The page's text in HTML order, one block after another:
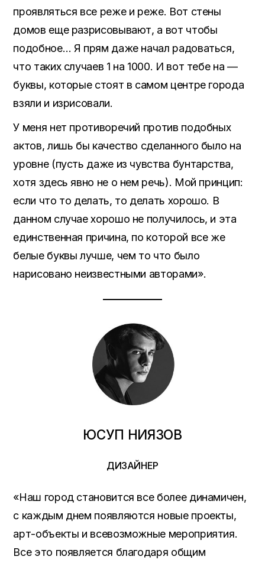
проявляться все реже и реже. Вот стены
домов еще разрисовывают, а вот чтобы
подобное… Я прям даже начал радоваться,
что таких случаев 1 на 1000. И вот тебе на —
буквы, которые стоят в самом центре города
взяли и изрисовали.
У меня нет противоречий против подобных
актов, лишь бы качество сделанного было на
уровне (пусть даже из чувства бунтарства,
хотя здесь явно не о нем речь). Мой принцип:
если что то делать, то делать хорошо. В
данном случае хорошо не получилось, и эта
единственная причина, по которой все же
белые буквы лучше, чем то что было
нарисовано неизвестными авторами».
ЮСУП НИЯЗОВ
ДИЗАЙНЕР
«Наш город становится все более динамичен,
с каждым днем появляются новые проекты,
арт-объекты и всевозможные мероприятия.
Все это появляется благодаря общим